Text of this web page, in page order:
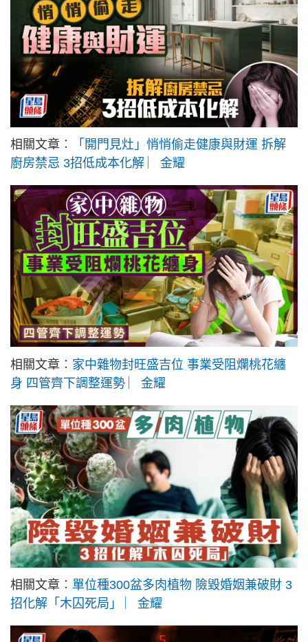
相關文章︰
「開門見灶」悄悄偷走健康與財運 拆解
廚房禁忌 3招低成本化解 ︳金耀
相關文章︰ 家中雜物封旺盛吉位 事業受阻爛桃花纏
身 四管齊下調整運勢 ︳金耀
相關文章︰ 單位種300盆多肉植物 險毀婚姻兼破財 3
招化解「木囚死局」 ︳金耀